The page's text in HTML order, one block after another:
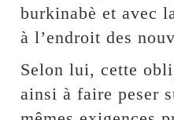
burkinabè et avec
à l’endroit des
Selon lui, cette
ainsi à faire peser